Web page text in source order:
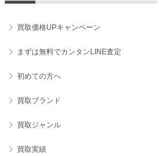
買取価格UPキャンペーン
まずは無料でカンタンLINE査定
初めての方へ
買取ブランド
買取ジャンル
買取実績